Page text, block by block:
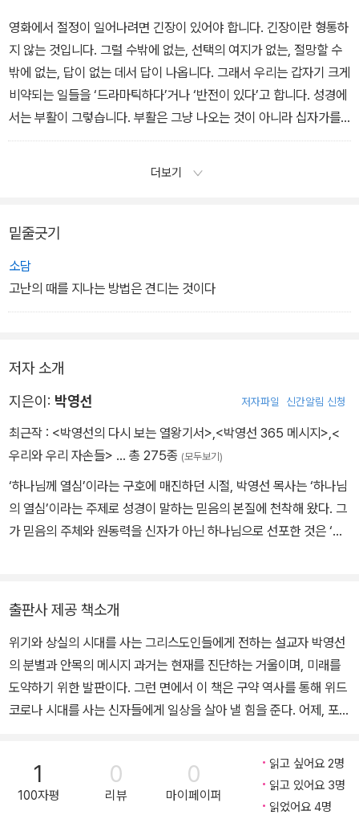
영화에서 절정이 일어나려면 긴장이 있어야 합니다. 긴장이란 형통하
지 않는 것입니다. 그럴 수밖에 없는, 선택의 여지가 없는, 절망할 수
밖에 없는, 답이 없는 데서 답이 나옵니다. 그래서 우리는 갑자기 크게
비약되는 일들을 ‘드라마틱하다’거나 ‘반전이 있다’고 합니다. 성경에
서는 부활이 그렇습니다. 부활은 그냥 나오는 것이 아니라 십자가를
통해서 나옵니다. 십자가가 일을 하는 것입니다. 하나님은 인간을 만
_“4장 절정과 긴장”에서
더보기
밑줄긋기
소담
고난의 때를 지나는 방법은 견디는 것이다
저자 소개
지은이: 박영선 저자파일 신간알림 신청
최근작 : <박영선의 다시 보는 열왕기서> <박영선 365 메시지> <
우리와 우리 자손들> … 총 275종 (모두보기)
‘하나님께 열심’이라는 구호에 매진하던 시절, 박영선 목사는 ‘하나님
의 열심’이라는 주제로 성경이 말하는 믿음의 본질에 천착해 왔다. 그
가 믿음의 주체와 원동력을 신자가 아닌 하나님으로 선포한 것은 ‘하
금까지 성경을 따라 하나님의 주권을 거침없이 추적하여 하나님의 열
심과 일하심의 신비를 풀어내며, 이를 아는 신자의 명예와 자랑을 역
설하고 있다. 대표 저서로는 《하나님의 열심》, 《믿음의 본질》, 《구원
그 이후》, 《박영선의 기도》, 《박영선의 욥기 설교》, 《박영선의 다시
보는 로마서》, 《기독교란 무엇인가》, 《박영선 365 메시지》 등이 있
출판사 제공 책소개
위기와 상실의 시대를 사는 그리스도인들에게 전하는 설교자 박영선
의 분별과 안목의 메시지 과거는 현재를 진단하는 거울이며, 미래를
도약하기 위한 발판이다. 그런 면에서 이 책은 구약 역사를 통해 위드
코로나 시대를 사는 신자들에게 일상을 살아 낼 힘을 준다. 어제, 포로
위한 중요 뼈대다. 출애굽이 해방과 자유를 전하는 구원 이야기라면,
바빌론 포로는 고통과 비극을 전하는 심판 이야기다. 이스라엘 왕조
말기, 여러 세대에 거쳐 범한 죄 때문에 이스라엘은 하나님의 심판을
1
100자평
0
리뷰
0
마이페이퍼
읽고 싶어요 2명
읽고 있어요 3명
읽었어요 4명